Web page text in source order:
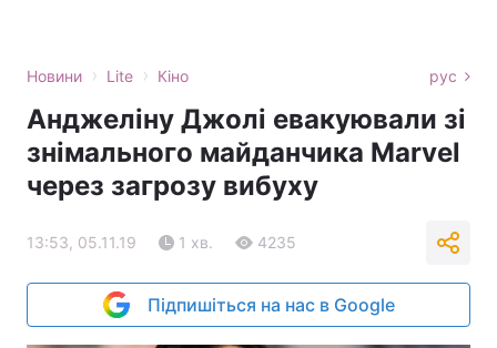
Новини › Lite › Кіно рус
Анджеліну Джолі евакуювали зі
знімального майданчика Marvel
через загрозу вибуху
13:53, 05.11.19 1 хв. 4235
Підпишіться на нас в Google